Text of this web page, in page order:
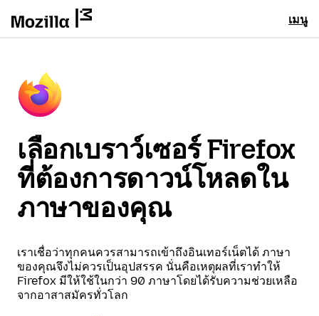
เมนู
เลือกเบราว์เซอร์ Firefox
ที่ต้องการดาวน์โหลดใน
ภาษาของคุณ
เราเชื่อว่าทุกคนควรสามารถเข้าถึงอินเทอร์เน็ตได้ ภาษา
ของคุณจึงไม่ควรเป็นอุปสรรค นั่นคือเหตุผลที่เราทำให้
Firefox มีให้ใช้ในกว่า 90 ภาษาโดยได้รับความช่วยเหลือ
จากอาสาสมัครทั่วโลก